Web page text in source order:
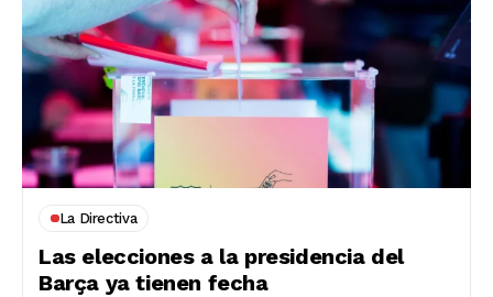
La Directiva
Las elecciones a la presidencia del
Barça ya tienen fecha